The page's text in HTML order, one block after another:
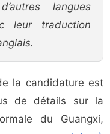
langues
leur traduction
la candidature est
de détails sur la
du Guangxi,